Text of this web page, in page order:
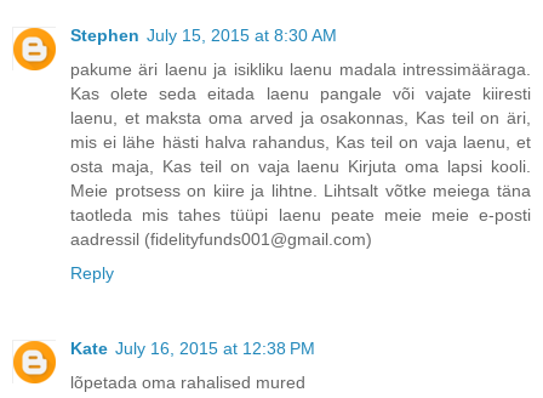
Stephen July 15, 2015 at 8:30 AM
pakume äri laenu ja isikliku laenu madala intressimääraga.
Kas olete seda eitada laenu pangale või vajate kiiresti
laenu, et maksta oma arved ja osakonnas, Kas teil on äri,
mis ei lähe hästi halva rahandus, Kas teil on vaja laenu, et
osta maja, Kas teil on vaja laenu Kirjuta oma lapsi kooli.
Meie protsess on kiire ja lihtne. Lihtsalt võtke meiega täna
taotleda mis tahes tüüpi laenu peate meie meie e-posti
aadressil (fidelityfunds001@gmail.com)
Reply
Kate July 16, 2015 at 12:38 PM
lõpetada oma rahalised mured